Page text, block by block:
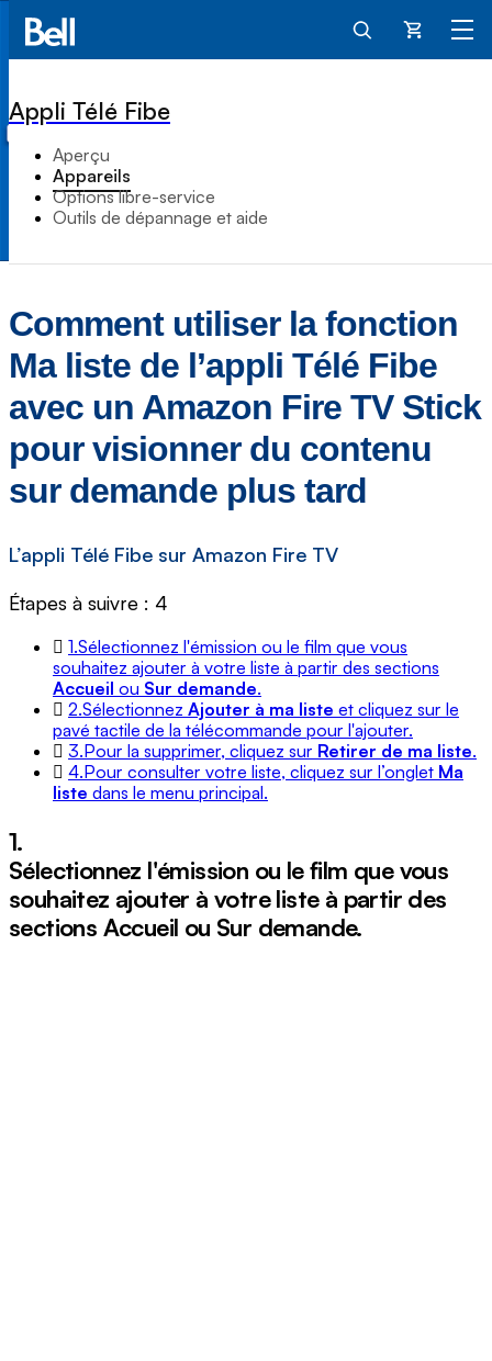
Panier
Appli Télé Fibe
Aperçu
Appareils
Options libre-service
Outils de dépannage et aide
Comment utiliser la fonction
Ma liste de l’appli Télé Fibe
avec un Amazon Fire TV Stick
pour visionner du contenu
sur demande plus tard
L’appli Télé Fibe sur Amazon Fire TV
Étapes à suivre : 4
1.Sélectionnez l'émission ou le film que vous
souhaitez ajouter à votre liste à partir des sections
Accueil ou Sur demande.
2.Sélectionnez Ajouter à ma liste et cliquez sur le
pavé tactile de la télécommande pour l'ajouter.
3.Pour la supprimer, cliquez sur Retirer de ma liste.
4.Pour consulter votre liste, cliquez sur l’onglet Ma
liste dans le menu principal.
1.
Sélectionnez l'émission ou le film que vous
souhaitez ajouter à votre liste à partir des
sections Accueil ou Sur demande.